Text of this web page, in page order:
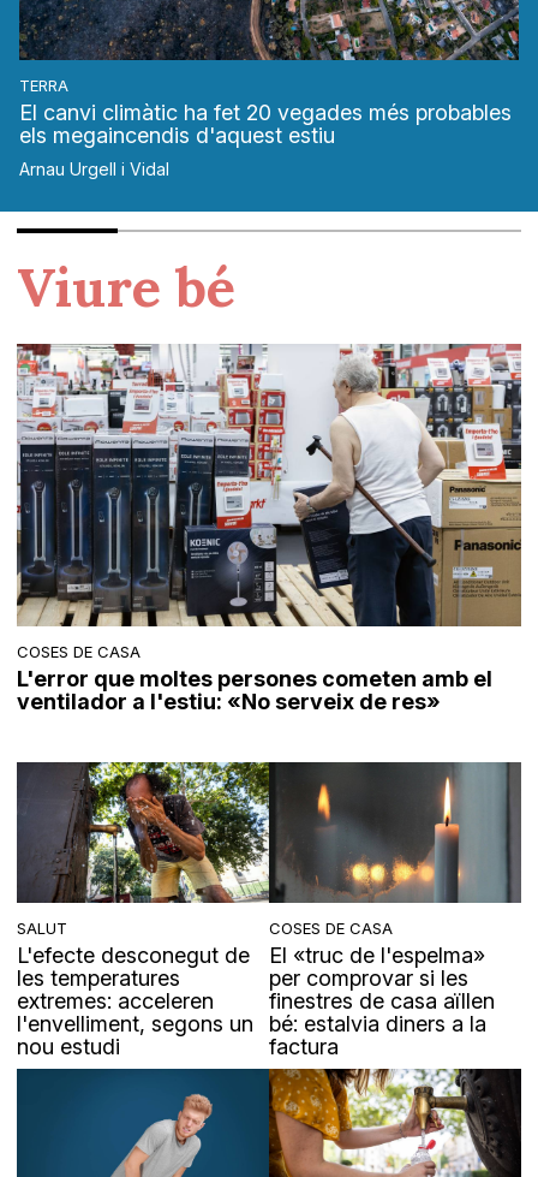
TERRA
El canvi climàtic ha fet 20 vegades més probables
els megaincendis d'aquest estiu
Arnau Urgell i Vidal
Viure bé
COSES DE CASA
L'error que moltes persones cometen amb el
ventilador a l'estiu: «No serveix de res»
SALUT
L'efecte desconegut de
les temperatures
extremes: acceleren
l'envelliment, segons un
nou estudi
COSES DE CASA
El «truc de l'espelma»
per comprovar si les
finestres de casa aïllen
bé: estalvia diners a la
factura